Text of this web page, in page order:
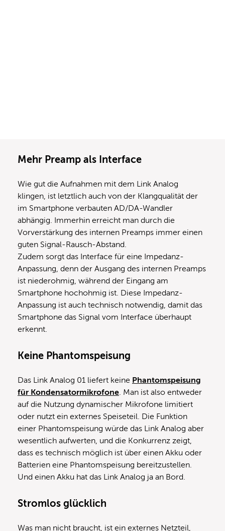
Mehr Preamp als Interface
Wie gut die Aufnahmen mit dem Link Analog
klingen, ist letztlich auch von der Klangqualität der
im Smartphone verbauten AD/DA-Wandler
abhängig. Immerhin erreicht man durch die
Vorverstärkung des internen Preamps immer einen
guten Signal-Rausch-Abstand.
Zudem sorgt das Interface für eine Impedanz-
Anpassung, denn der Ausgang des internen Preamps
ist niederohmig, während der Eingang am
Smartphone hochohmig ist. Diese Impedanz-
Anpassung ist auch technisch notwendig, damit das
Smartphone das Signal vom Interface überhaupt
erkennt.
Keine Phantomspeisung
Das Link Analog 01 liefert keine Phantomspeisung
für Kondensatormikrofone. Man ist also entweder
auf die Nutzung dynamischer Mikrofone limitiert
oder nutzt ein externes Speiseteil. Die Funktion
einer Phantomspeisung würde das Link Analog aber
wesentlich aufwerten, und die Konkurrenz zeigt,
dass es technisch möglich ist über einen Akku oder
Batterien eine Phantomspeisung bereitzustellen.
Und einen Akku hat das Link Analog ja an Bord.
Stromlos glücklich
Was man nicht braucht, ist ein externes Netzteil,